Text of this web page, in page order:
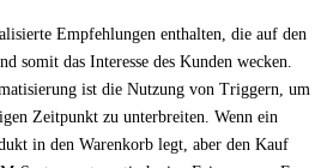
Empfehlungen enthalten, die auf den
somit das Interesse des Kunden wecken.
ist die Nutzung von Triggern, um
Zeitpunkt zu unterbreiten. Wenn ein
in den Warenkorb legt, aber den Kauf